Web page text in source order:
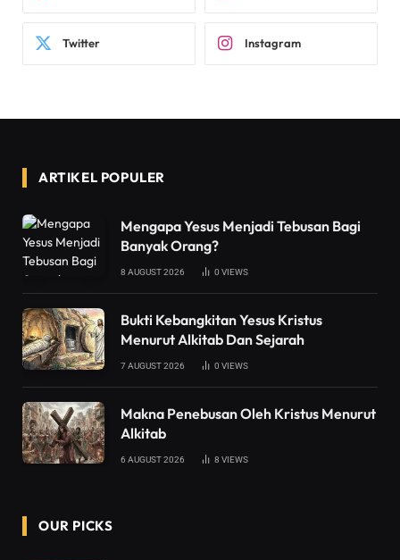
Twitter Instagram
ARTIKEL POPULER
Mengapa Yesus Menjadi Tebusan Bagi
Banyak Orang?
8 AUGUST 2026 0 VIEWS
Bukti Kebangkitan Yesus Kristus
Menurut Alkitab Dan Sejarah
7 AUGUST 2026 0 VIEWS
Makna Penebusan Oleh Kristus Menurut
Alkitab
6 AUGUST 2026 8 VIEWS
OUR PICKS